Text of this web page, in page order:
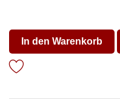
In den Warenkorb